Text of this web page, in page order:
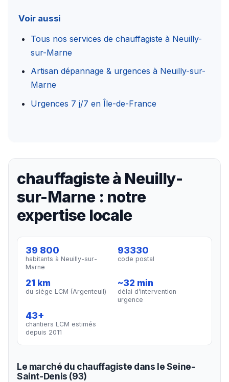
Voir aussi
Tous nos services de chauffagiste à Neuilly-
sur-Marne
Artisan dépannage & urgences à Neuilly-sur-
Marne
Urgences 7 j/7 en Île-de-France
chauffagiste à Neuilly-
sur-Marne : notre
expertise locale
39 800
habitants à Neuilly-sur-
Marne
93330
code postal
21 km
du siège LCM (Argenteuil)
~32 min
délai d’intervention
urgence
43+
chantiers LCM estimés
depuis 2011
Le marché du chauffagiste dans le Seine-
Saint-Denis (93)